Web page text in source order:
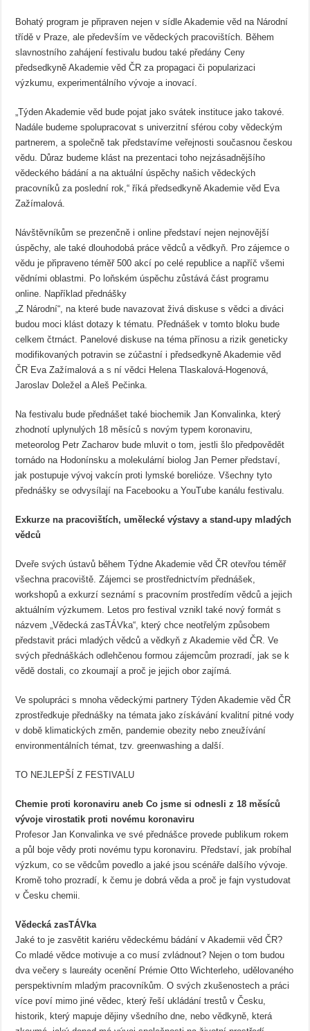
Bohatý program je připraven nejen v sídle Akademie věd na Národní
třídě v Praze, ale především ve vědeckých pracovištích. Během
slavnostního zahájení festivalu budou také předány Ceny
předsedkyně Akademie věd ČR za propagaci či popularizaci
výzkumu, experimentálního vývoje a inovací.
„Týden Akademie věd bude pojat jako svátek instituce jako takové.
Nadále budeme spolupracovat s univerzitní sférou coby vědeckým
partnerem, a společně tak představíme veřejnosti současnou českou
vědu. Důraz budeme klást na prezentaci toho nejzásadnějšího
vědeckého bádání a na aktuální úspěchy našich vědeckých
pracovníků za poslední rok,“ říká předsedkyně Akademie věd Eva
Zažímalová.
Návštěvníkům se prezenčně i online představí nejen nejnovější
úspěchy, ale také dlouhodobá práce vědců a vědkyň. Pro zájemce o
vědu je připraveno téměř 500 akcí po celé republice a napříč všemi
vědními oblastmi. Po loňském úspěchu zůstává část programu
online. Například přednášky
„Z Národní“, na které bude navazovat živá diskuse s vědci a diváci
budou moci klást dotazy k tématu. Přednášek v tomto bloku bude
celkem čtrnáct. Panelové diskuse na téma přínosu a rizik geneticky
modifikovaných potravin se zúčastní i předsedkyně Akademie věd
ČR Eva Zažímalová a s ní vědci Helena Tlaskalová-Hogenová,
Jaroslav Doležel a Aleš Pečinka.
Na festivalu bude přednášet také biochemik Jan Konvalinka, který
zhodnotí uplynulých 18 měsíců s novým typem koronaviru,
meteorolog Petr Zacharov bude mluvit o tom, jestli šlo předpovědět
tornádo na Hodonínsku a molekulární biolog Jan Perner představí,
jak postupuje vývoj vakcín proti lymské borelióze. Všechny tyto
přednášky se odvysílají na Facebooku a YouTube kanálu festivalu.
Exkurze na pracovištích, umělecké výstavy a stand-upy mladých
vědců
Dveře svých ústavů během Týdne Akademie věd ČR otevřou téměř
všechna pracoviště. Zájemci se prostřednictvím přednášek,
workshopů a exkurzí seznámí s pracovním prostředím vědců a jejich
aktuálním výzkumem. Letos pro festival vznikl také nový formát s
názvem „Vědecká zasTÁVka“, který chce neotřelým způsobem
představit práci mladých vědců a vědkyň z Akademie věd ČR. Ve
svých přednáškách odlehčenou formou zájemcům prozradí, jak se k
vědě dostali, co zkoumají a proč je jejich obor zajímá.
Ve spolupráci s mnoha vědeckými partnery Týden Akademie věd ČR
zprostředkuje přednášky na témata jako získávání kvalitní pitné vody
v době klimatických změn, pandemie obezity nebo zneužívání
environmentálních témat, tzv. greenwashing a další.
TO NEJLEPŠÍ Z FESTIVALU
Chemie proti koronaviru aneb Co jsme si odnesli z 18 měsíců
vývoje virostatik proti novému koronaviru
Profesor Jan Konvalinka ve své přednášce provede publikum rokem
a půl boje vědy proti novému typu koronaviru. Představí, jak probíhal
výzkum, co se vědcům povedlo a jaké jsou scénáře dalšího vývoje.
Kromě toho prozradí, k čemu je dobrá věda a proč je fajn vystudovat
v Česku chemii.
Vědecká zasTÁVka
Jaké to je zasvětit kariéru vědeckému bádání v Akademii věd ČR?
Co mladé vědce motivuje a co musí zvládnout? Nejen o tom budou
dva večery s laureáty ocenění Prémie Otto Wichterleho, udělovaného
perspektivním mladým pracovníkům. O svých zkušenostech a práci
více poví mimo jiné vědec, který řeší ukládání trestů v Česku,
historik, který mapuje dějiny všedního dne, nebo vědkyně, která